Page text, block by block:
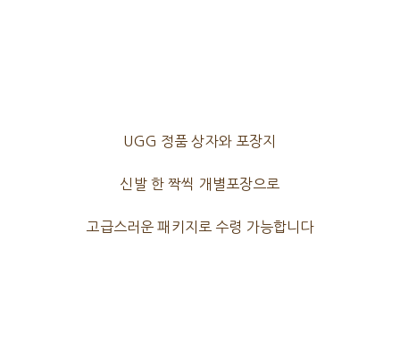
UGG 정품 상자와 포장지
신발 한 짝씩 개별포장으로
고급스러운 패키지로 수령 가능합니다